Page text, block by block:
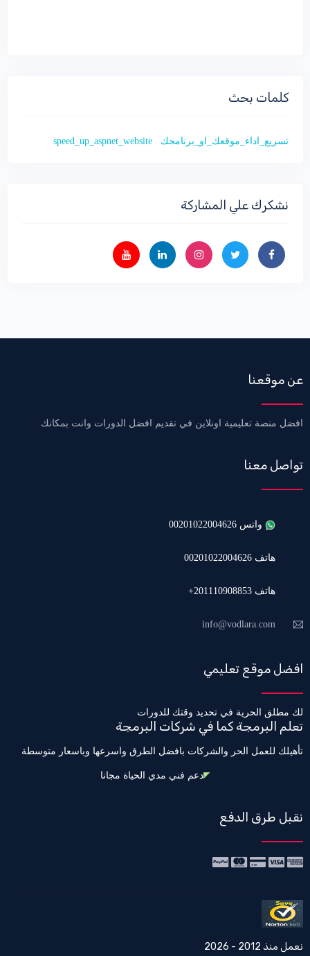
كلمات بحث
تسريع_اداء_موقعك_او_برنامجك speed_up_aspnet_website
نشكرك علي المشاركة
عن موقعنا
افضل منصة تعليمية اونلاين في تقديم افضل الدورات وانت بمكانك
تواصل معنا
واتس 00201022004626
هاتف 00201022004626
هاتف 201110908853+
info@vodlara.com
افضل موقع تعليمي
لك مطلق الحرية في تحديد وقتك للدورات
تعلم البرمجة كما في شركات البرمجة
تأهيلك للعمل الحر والشركات بافضل الطرق واسرعها وباسعار متوسطة
دعم فني مدي الحياة مجانا
نقبل طرق الدفع
نعمل منذ 2012 - 2026